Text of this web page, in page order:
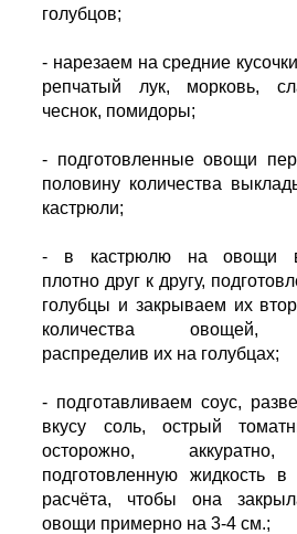
голубцов;
- нарезаем на средние
репчатый лук, морковь,
чеснок, помидоры;
- подготовленные овощи
половину количества
кастрюли;
- в кастрюлю на овощи
плотно друг к другу,
голубцы и закрываем их
количества овощей,
распределив их на голубцах;
- подготавливаем соус,
вкусу соль, острый
осторожно,
подготовленную жидкость
расчёта, чтобы она
овощи примерно на 3-4 см.;